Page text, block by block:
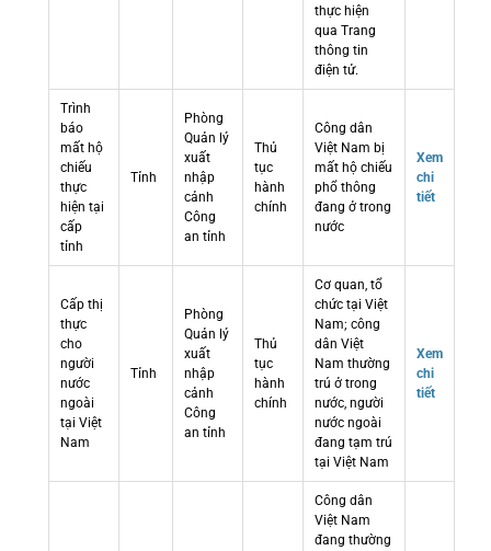
thực hiện
qua Trang
thông tin
điện tử.
Trình
báo
mất hộ
chiếu
thực
hiện tại
cấp
tỉnh
Tỉnh
Phòng
Quản lý
xuất
nhập
cảnh
Công
an tỉnh
Thủ
tục
hành
chính
Công dân
Việt Nam bị
mất hộ chiếu
phổ thông
đang ở trong
nước
Xem
chi
tiết
Cấp thị
thực
cho
người
nước
ngoài
tại Việt
Nam
Tỉnh
Phòng
Quản lý
xuất
nhập
cảnh
Công
an tỉnh
Thủ
tục
hành
chính
Cơ quan, tổ
chức tại Việt
Nam; công
dân Việt
Nam thường
trú ở trong
nước, người
nước ngoài
đang tạm trú
tại Việt Nam
Xem
chi
tiết
Công dân
Việt Nam
đang thường